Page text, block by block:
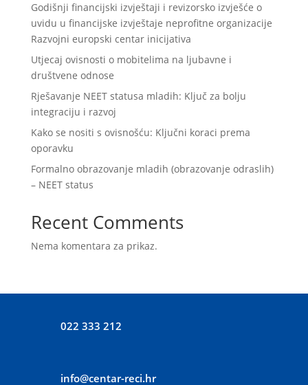
Godišnji financijski izvještaji i revizorsko izvješće o
uvidu u financijske izvještaje neprofitne organizacije
Razvojni europski centar inicijativa
Utjecaj ovisnosti o mobitelima na ljubavne i
društvene odnose
Rješavanje NEET statusa mladih: Ključ za bolju
integraciju i razvoj
Kako se nositi s ovisnošću: Ključni koraci prema
oporavku
Formalno obrazovanje mladih (obrazovanje odraslih)
– NEET status
Recent Comments
Nema komentara za prikaz.
022 333 212
info@centar-reci.hr